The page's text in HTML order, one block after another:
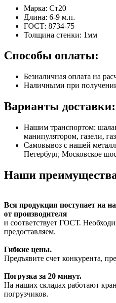
Марка: Ст20
Длина: 6-9 м.п.
ГОСТ: 8734-75
Толщина стенки: 1мм
Способы оплаты:
Безналичная оплата на
Наличными при
Варианты доставки:
Нашим транспортом:
манипулятором, газели,
Самовывоз с нашей
Петербург, Московское
Наши
Вся продукция поступает на
от производителя
и соответствует ГОСТ.
предоставляем.
Гибкие цены.
Предъявите счет конкурента,
Погрузка за 20 минут.
На наших складах работают
погрузчиков.